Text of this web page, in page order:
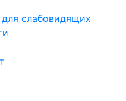
слабовидящих